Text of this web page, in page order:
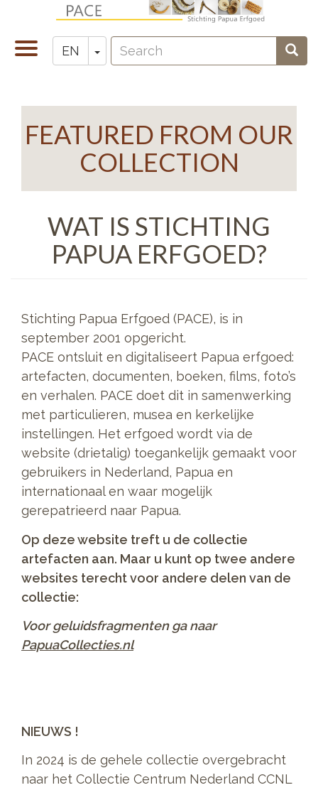
mainToggle
navigation
EN Toggle Dropdown
Zoeken
Search
FEATURED FROM OUR
COLLECTION
WAT IS STICHTING
PAPUA ERFGOED?
Stichting Papua Erfgoed (PACE), is in
september 2001 opgericht.
PACE ontsluit en digitaliseert Papua erfgoed:
artefacten, documenten, boeken, films, foto’s
en verhalen. PACE doet dit in samenwerking
met particulieren, musea en kerkelijke
instellingen. Het erfgoed wordt via de
website (drietalig) toegankelijk gemaakt voor
gebruikers in Nederland, Papua en
internationaal en waar mogelijk
gerepatrieerd naar Papua.
Op deze website treft u de collectie
artefacten aan. Maar u kunt op twee andere
websites terecht voor andere delen van de
collectie:
Voor geluidsfragmenten ga naar
PapuaCollecties.nl
NIEUWS !
In 2024 is de gehele collectie overgebracht
naar het Collectie Centrum Nederland CCNL